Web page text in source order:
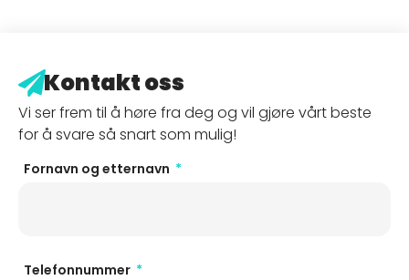
Kontakt oss
Vi ser frem til å høre fra deg og vil gjøre vårt beste
for å svare så snart som mulig!
Fornavn og etternavn
Telefonnummer